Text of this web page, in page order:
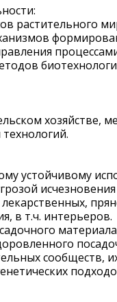
растительного
хозяйстве,
устойчивому
в т.ч. интерьеров.